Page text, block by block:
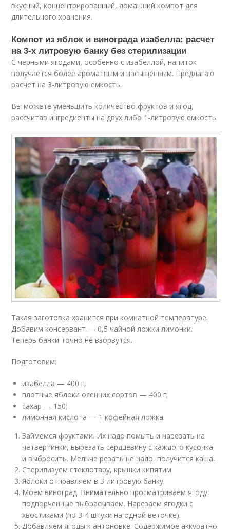
вкусный, концентрированный, домашний компот для
длительного хранения.
Компот из яблок и винограда изабелла: расчет
на 3-х литровую банку без стерилизации
С черными ягодами, особенно с изабеллой, напиток
получается более ароматным и насыщенным. Предлагаю
расчет на 3-литровую емкость.
Вы можете уменьшить количество фруктов и ягод,
рассчитав ингредиенты на двух либо 1-литровую емкость.
Такая заготовка хранится при комнатной температуре.
Добавим консервант — 0,5 чайной ложки лимонки.
Теперь банки точно не взорвутся.
Подготовим:
изабелла — 400 г;
плотные яблоки осенних сортов — 400 г;
сахар — 150;
лимонная кислота — 1 кофейная ложка.
Займемся фруктами. Их надо помыть и нарезать на
четвертинки, вырезать сердцевину с каждого кусочка
и выбросить. Мельче резать не надо, получится каша.
Стерилизуем стеклотару, крышки кипятим.
Яблоки отправляем в 3-литровую банку.
Моем виноград. Внимательно просматриваем ягоду,
подпорченные выбрасываем. Нарезаем ягодки с
хвостиками (по 3-4 штуки на одной веточке).
Добавляем ягоды к антоновке. Содержимое аккуратно